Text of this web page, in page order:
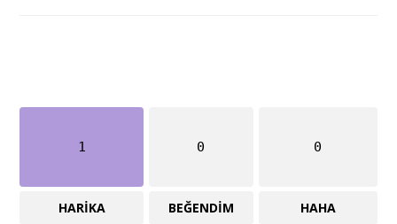
1
HARIKA
0
BEĞENDIM
0
HAHA